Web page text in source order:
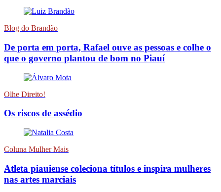
Blog do Brandão
De porta em porta, Rafael ouve as pessoas e colhe o
que o governo plantou de bom no Piauí
Olhe Direito!
Os riscos de assédio
Coluna Mulher Mais
Atleta piauiense coleciona títulos e inspira mulheres
nas artes marciais